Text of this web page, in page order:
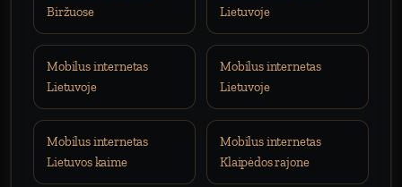
Biržuose
Lietuvoje
Mobilus internetas
Lietuvoje
Mobilus internetas
Lietuvoje
Mobilus internetas
Lietuvos kaime
Mobilus internetas
Klaipėdos rajone